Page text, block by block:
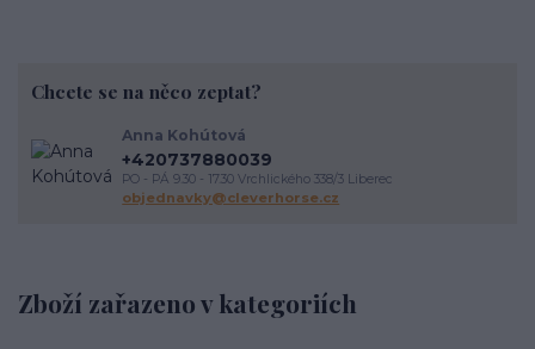
Zboží zařazeno v kategoriích
Chcete se na něco zeptat?
Anna Kohútová
+420737880039
PO - PÁ 9.30 - 17.30 Vrchlického 338/3 Liberec
objednavky@cleverhorse.cz